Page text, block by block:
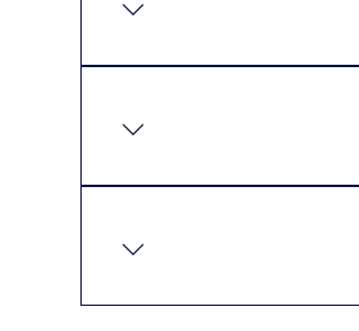
للطلاب إكمال البرنامج
المتطلبات الأساسية عادةً ما
المناسبة للبرنامج،